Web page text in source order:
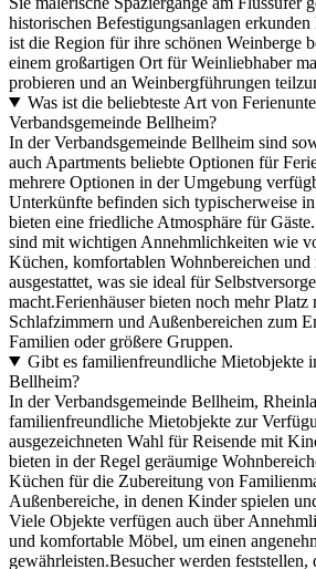
historischen Befestigungsanlagen
ist die Region für ihre schönen Weinberge
einem großartigen Ort für Weinliebhaber
probieren und an Weinbergführungen
Was ist die beliebteste Art von
Verbandsgemeinde Bellheim?
In der Verbandsgemeinde Bellheim sind
auch Apartments beliebte Optionen für
mehrere Optionen in der Umgebung
Unterkünfte befinden sich typischerweise
bieten eine friedliche Atmosphäre für
sind mit wichtigen Annehmlichkeiten wie
Küchen, komfortablen Wohnbereichen und
ausgestattet, was sie ideal für
macht.Ferienhäuser bieten noch mehr Platz
Schlafzimmern und Außenbereichen zum
Familien oder größere Gruppen.
Gibt es familienfreundliche Mietobjekte
Bellheim?
In der Verbandsgemeinde Bellheim,
familienfreundliche Mietobjekte zur
ausgezeichneten Wahl für Reisende mit
bieten in der Regel geräumige
Küchen für die Zubereitung von
Außenbereiche, in denen Kinder spielen
Viele Objekte verfügen auch über
und komfortable Möbel, um einen
gewährleisten.Besucher werden feststellen,